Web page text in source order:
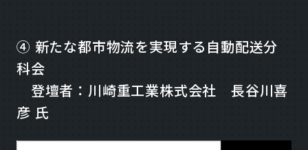
④ 新たな都市物流を実現する自動配送分
科会
登壇者：川崎重工業株式会社 長谷川喜
彦 氏